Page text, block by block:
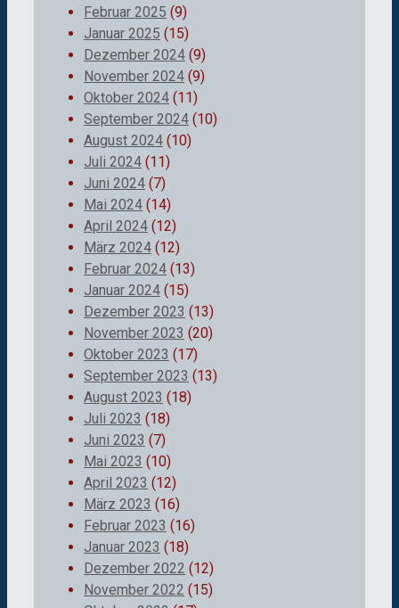
Februar 2025 (9)
Januar 2025 (15)
Dezember 2024 (9)
November 2024 (9)
Oktober 2024 (11)
September 2024 (10)
August 2024 (10)
Juli 2024 (11)
Juni 2024 (7)
Mai 2024 (14)
April 2024 (12)
März 2024 (12)
Februar 2024 (13)
Januar 2024 (15)
Dezember 2023 (13)
November 2023 (20)
Oktober 2023 (17)
September 2023 (13)
August 2023 (18)
Juli 2023 (18)
Juni 2023 (7)
Mai 2023 (10)
April 2023 (12)
März 2023 (16)
Februar 2023 (16)
Januar 2023 (18)
Dezember 2022 (12)
November 2022 (15)